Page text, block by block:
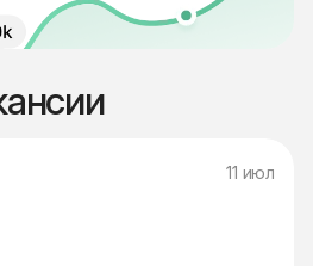
11 июл